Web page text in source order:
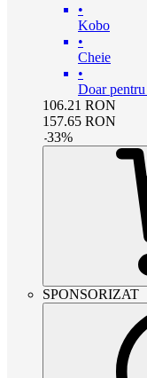
•
Kobo
•
Cheie
•
Doar
106.21 RON
157.65 RON
-33%
SPONSORIZAT